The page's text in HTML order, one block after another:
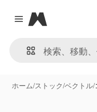
Close menu
Magnific
ホーム/ストック/ベクトル/